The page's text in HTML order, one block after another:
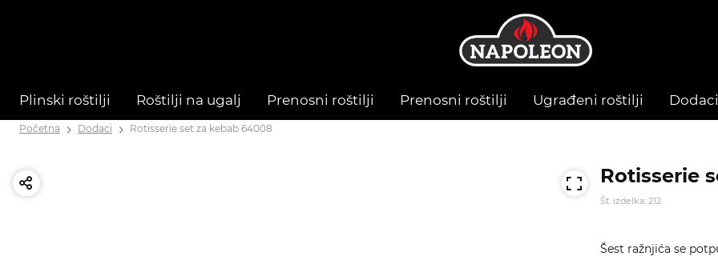
Plinski roštilji Roštilji na ugalj Prenosni roštilji Prenosni roštilji Ugrađeni roštilji Dodaci
Početna Dodaci Rotisserie set za kebab 64008
Rotisserie
Št. izdelka: 212
Šest ražnjića se